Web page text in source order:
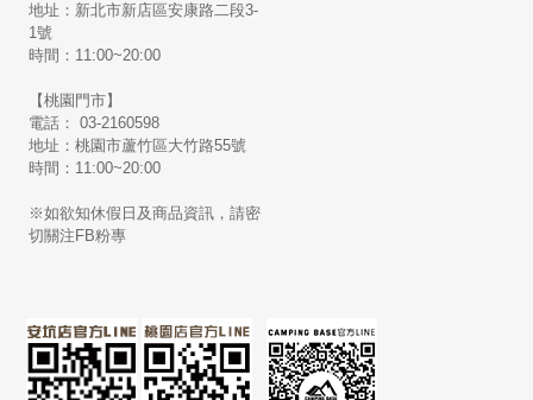
地址：新北市新店區安康路二段3-
1號
時間：11:00~20:00
【桃園門市】
電話： 03-2160598
地址：桃園市蘆竹區大竹路55號
時間：11:00~20:00
※如欲知休假日及商品資訊，請密
切關注FB粉專